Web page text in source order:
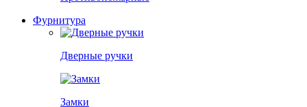
Фурнитура
Дверные ручки
Замки